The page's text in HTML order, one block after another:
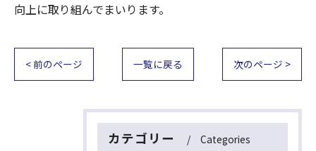
向上に取り組んでまいります。
< 前のページ 一覧に戻る 次のページ >
カテゴリー Categories